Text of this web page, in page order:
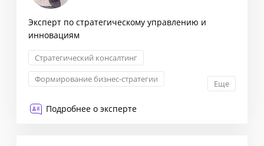
Эксперт по стратегическому управлению и
инновациям
Стратегический консалтинг
Формирование бизнес-стратегии
Еще
Подробнее о эксперте